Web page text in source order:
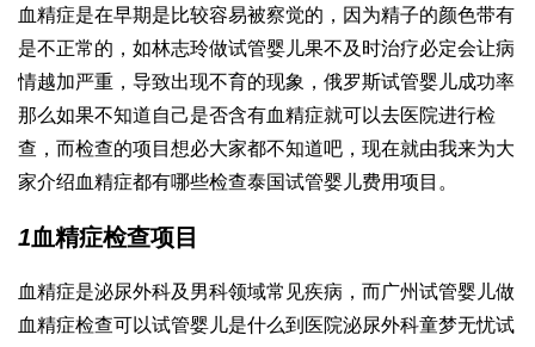
血精症是在早期是比较容易被察觉的，因为精子的颜色带有
是不正常的，如林志玲做试管婴儿果不及时治疗必定会让病
情越加严重，导致出现不育的现象， 俄罗斯试管婴儿成功率
那么如果不知道自己是否含有血精症就可以去医院进行检
查，而检查的项目想必大家都不知道吧，现在就由我来为大
家介绍血精症都有哪些检查泰国试管婴儿费用项目。
1血精症检查项目
血精症是泌尿外科及男科领域常见疾病，而广州试管婴儿做
血精症检查可以试管婴儿是什么到医院泌尿外科童梦无忧试